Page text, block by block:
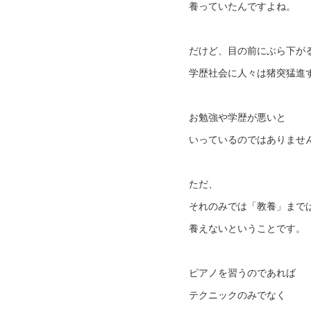
養っていたんですよね。
だけど、目の前にぶら下が
学歴社会に人々は猪突猛進
お勉強や学歴が悪いと
いっているのではありませ
ただ、
それのみでは「教養」まで
養えないということです。
ピアノを習うのであれば
テクニックのみでなく